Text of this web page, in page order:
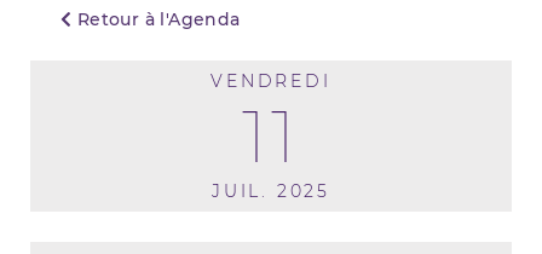
Retour à l'Agenda
VENDREDI
11
JUIL. 2025